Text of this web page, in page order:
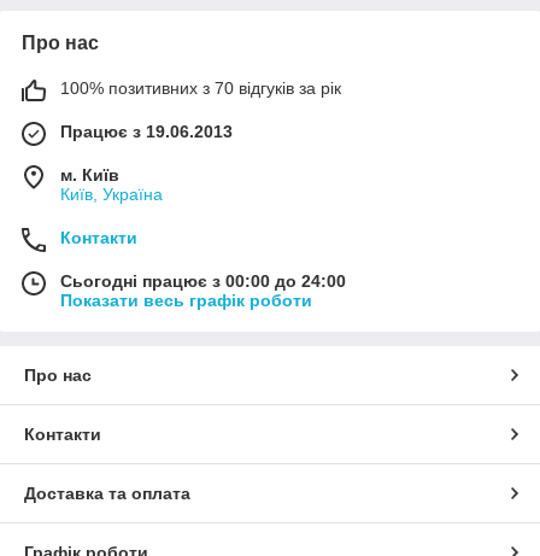
Про нас
100% позитивних з 70 відгуків за рік
Працює з 19.06.2013
м. Київ
Київ, Україна
Контакти
Сьогодні працює з 00:00 до 24:00
Показати весь графік роботи
Про нас
Контакти
Доставка та оплата